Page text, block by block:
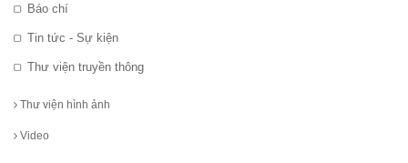
Báo chí
Tin tức - Sự kiện
Thư viện truyền thông
Thư viện hình ảnh
Video